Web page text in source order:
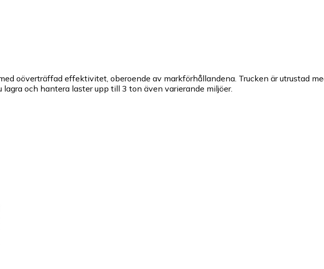
oöverträffad effektivitet, oberoende av markförhållandena. Trucken är utrustad
och hantera laster upp till 3 ton även varierande miljöer.